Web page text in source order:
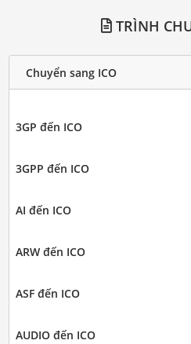
TRÌNH
Chuyển sang ICO
3GP đến ICO
3GPP đến ICO
AI đến ICO
ARW đến ICO
ASF đến ICO
AUDIO đến ICO